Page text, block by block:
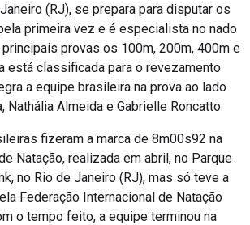
(RJ), se prepara para disputar os
primeira vez e é especialista no nado
provas os 100m, 200m, 400m e
está classificada para o revezamento
a equipe brasileira na prova ao lado
Nathália Almeida e Gabrielle Roncatto.
fizeram a marca de 8m00s92 na
Natação, realizada em abril, no Parque
no Rio de Janeiro (RJ), mas só teve a
Federação Internacional de Natação
o tempo feito, a equipe terminou na